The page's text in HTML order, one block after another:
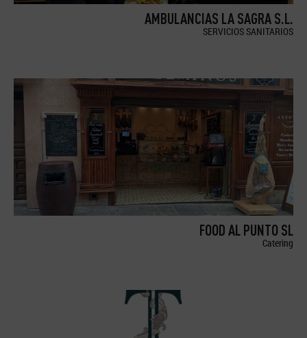
AMBULANCIAS LA SAGRA S.L.
SERVICIOS SANITARIOS
FOOD AL PUNTO SL
Catering